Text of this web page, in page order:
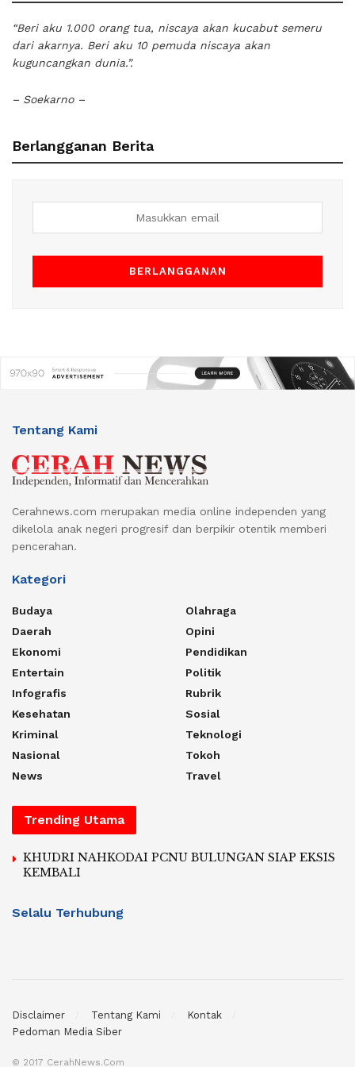
“Beri aku 1.000 orang tua, niscaya akan kucabut semeru
dari akarnya. Beri aku 10 pemuda niscaya akan
kuguncangkan dunia.”.
– Soekarno –
Berlangganan Berita
Tentang Kami
Cerahnews.com merupakan media online independen yang
dikelola anak negeri progresif dan berpikir otentik memberi
pencerahan.
Kategori
Budaya
Daerah
Ekonomi
Entertain
Infografis
Kesehatan
Kriminal
Nasional
News
Olahraga
Opini
Pendidikan
Politik
Rubrik
Sosial
Teknologi
Tokoh
Travel
Trending Utama
KHUDRI NAHKODAI PCNU BULUNGAN SIAP EKSIS
KEMBALI
Selalu Terhubung
Disclaimer Tentang Kami
Kontak
Pedoman Media Siber
© 2017 CerahNews.Com